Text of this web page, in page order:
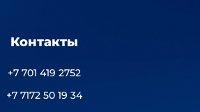
Контакты
+7 701 419 2752
+7 7172 50 19 34